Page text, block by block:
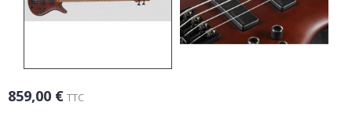
859,00 € TTC